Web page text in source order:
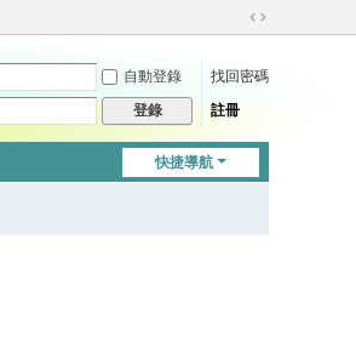
切
到
自動登錄
找回密碼
登錄 註冊
快捷導航